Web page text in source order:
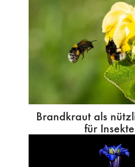
Brandkraut als
für